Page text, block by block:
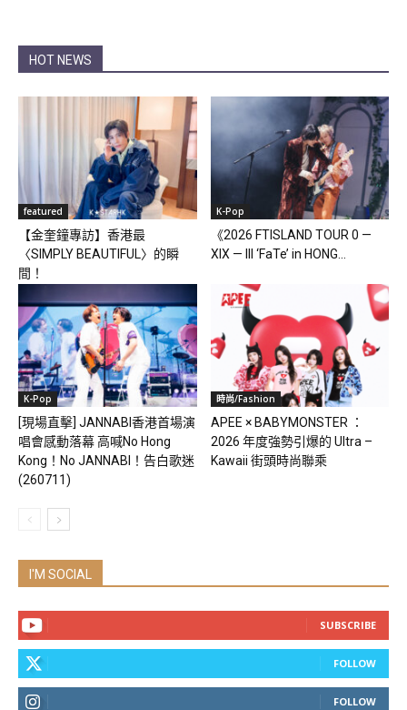
HOT NEWS
featured
【金奎鐘專訪】香港最
〈SIMPLY BEAUTIFUL〉的瞬
間！
K-Pop
《2026 FTISLAND TOUR 0 —
XIX — III ‘FaTe’ in HONG...
K-Pop
[現場直擊] JANNABI香港首場演
唱會感動落幕 高喊No Hong
Kong！No JANNABI！告白歌迷
(260711)
時尚/Fashion
APEE × BABYMONSTER ：
2026 年度強勢引爆的 Ultra –
Kawaii 街頭時尚聯乘
I'M SOCIAL
SUBSCRIBE
FOLLOW
FOLLOW